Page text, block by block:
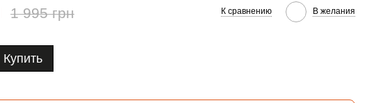
1 995 грн К сравнению В желания
Купить